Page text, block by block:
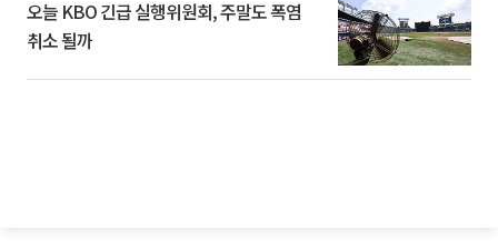
오늘 KBO 긴급 실행위원회, 주말도 폭염
취소 될까